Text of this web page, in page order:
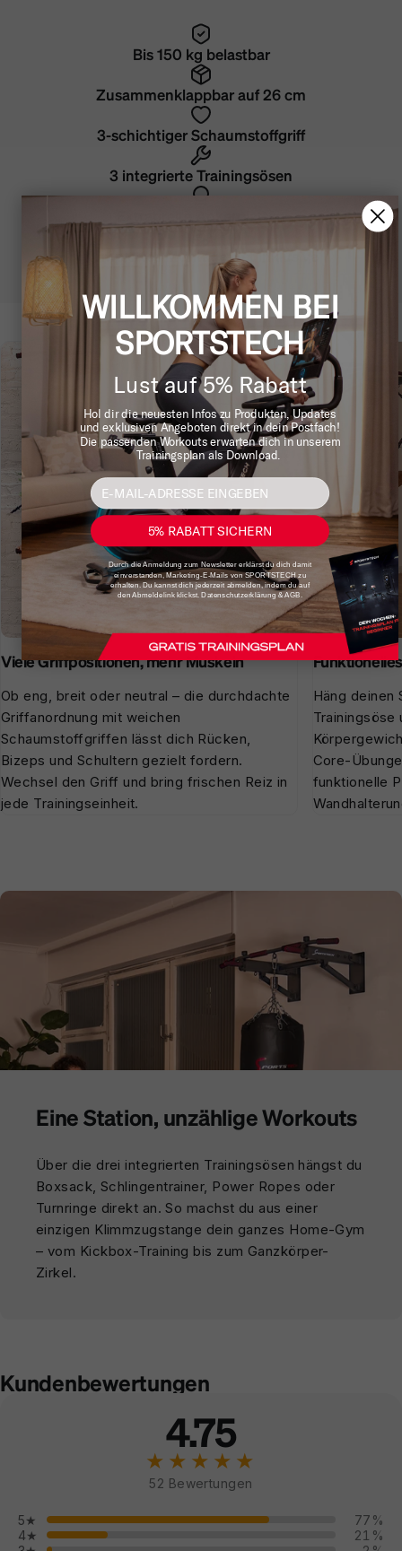
Bis 150 kg belastbar
Zusammenklappbar auf 26 cm
3-schichtiger Schaumstoffgriff
3 integrierte Trainingsösen
Komplettes Montage-Set inklusive
Viele Griffpositionen, mehr Muskeln
Ob eng, breit oder neutral – die durchdachte
Griffanordnung mit weichen
Schaumstoffgriffen lässt dich Rücken,
Bizeps und Schultern gezielt fordern.
Wechsel den Griff und bring frischen Reiz in
jede Trainingseinheit.
Häng deinen
Trainingsöse
Core-
funktionelle
Eine Station, unzählige Workouts
Über die drei integrierten Trainingsösen hängst du
Boxsack, Schlingentrainer, Power Ropes oder
Turnringe direkt an. So machst du aus einer
einzigen Klimmzugstange dein ganzes Home-Gym
– vom Kickbox-Training bis zum Ganzkörper-
Zirkel.
Kundenbewertungen
4.75
★★★★★
52 Bewertungen
5★
77%
4★
21%
WILLKOMMEN BEI
SPORTSTECH
Lust auf 5% Rabatt
Hol dir die neuesten Infos zu Produkten, Updates
und exklusiven Angeboten direkt in dein Postfach!
Die passenden Workouts erwarten dich in unserem
Trainingsplan als Download.
5% RABATT SICHERN
Durch die Anmeldung zum Newsletter erklärst du dich damit
einverstanden, Marketing-E-Mails von SPORTSTECH zu
erhalten. Du kannst dich jederzeit abmelden, indem du auf
den Abmeldelink klickst. Datenschutzerklärung & AGB.